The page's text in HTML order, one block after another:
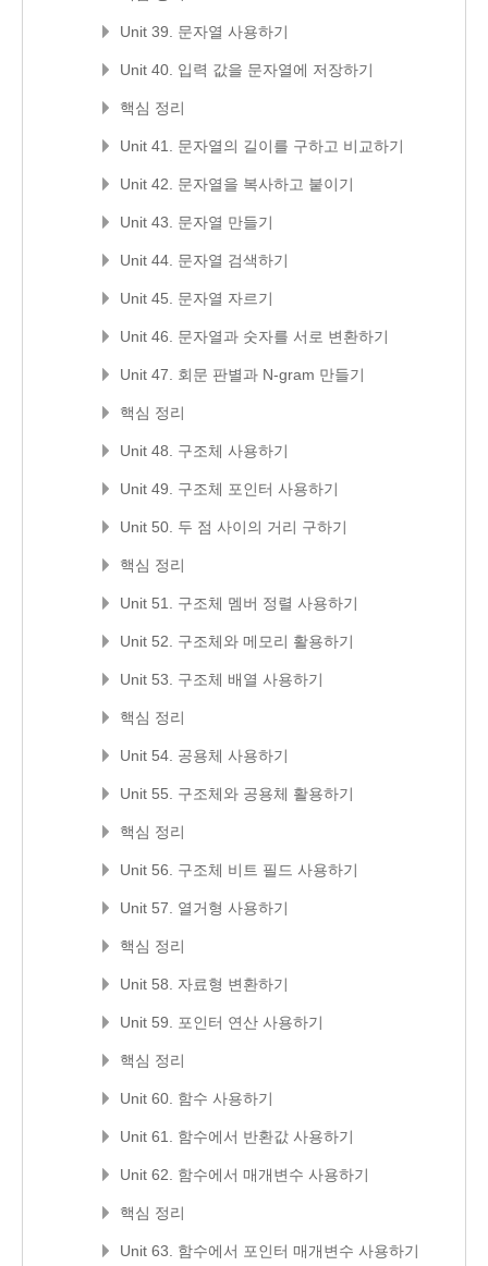
Unit 39. 문자열 사용하기
Unit 40. 입력 값을 문자열에 저장하기
핵심 정리
Unit 41. 문자열의 길이를 구하고 비교하기
Unit 42. 문자열을 복사하고 붙이기
Unit 43. 문자열 만들기
Unit 44. 문자열 검색하기
Unit 45. 문자열 자르기
Unit 46. 문자열과 숫자를 서로 변환하기
Unit 47. 회문 판별과 N-gram 만들기
핵심 정리
Unit 48. 구조체 사용하기
Unit 49. 구조체 포인터 사용하기
Unit 50. 두 점 사이의 거리 구하기
핵심 정리
Unit 51. 구조체 멤버 정렬 사용하기
Unit 52. 구조체와 메모리 활용하기
Unit 53. 구조체 배열 사용하기
핵심 정리
Unit 54. 공용체 사용하기
Unit 55. 구조체와 공용체 활용하기
핵심 정리
Unit 56. 구조체 비트 필드 사용하기
Unit 57. 열거형 사용하기
핵심 정리
Unit 58. 자료형 변환하기
Unit 59. 포인터 연산 사용하기
핵심 정리
Unit 60. 함수 사용하기
Unit 61. 함수에서 반환값 사용하기
Unit 62. 함수에서 매개변수 사용하기
핵심 정리
Unit 63. 함수에서 포인터 매개변수 사용하기